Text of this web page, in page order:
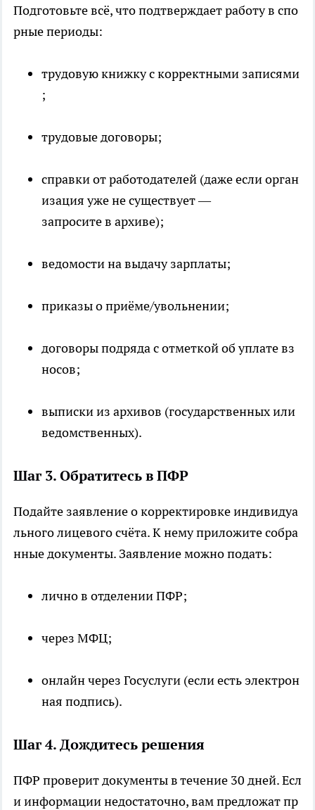
Подготовьте всё, что подтверждает работу в спо
рные периоды:
трудовую книжку с корректными записями
;
трудовые договоры;
справки от работодателей (даже если орган
изация уже не существует —
запросите в архиве);
ведомости на выдачу зарплаты;
приказы о приёме/увольнении;
договоры подряда с отметкой об уплате вз
носов;
выписки из архивов (государственных или
ведомственных).
Шаг 3. Обратитесь в ПФР
Подайте заявление о корректировке индивидуа
льного лицевого счёта. К нему приложите собра
нные документы. Заявление можно подать:
лично в отделении ПФР;
через МФЦ;
онлайн через Госуслуги (если есть электрон
ная подпись).
Шаг 4. Дождитесь решения
ПФР проверит документы в течение 30 дней. Есл
и информации недостаточно, вам предложат пр